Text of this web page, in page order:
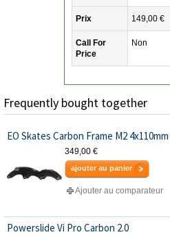
Prix 149,00 €
Call For
Price
Non
Frequently bought together
EO Skates Carbon Frame M2 4x110mm
349,00 €
ajouter au panier
Ajouter au comparateur
Powerslide Vi Pro Carbon 2.0